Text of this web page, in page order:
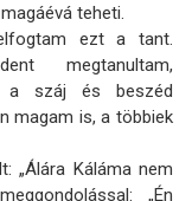
teheti.
ezt a tant.
megtanultam,
a száj és beszéd
magam is, a többiek
„Álára Káláma nem
„Én